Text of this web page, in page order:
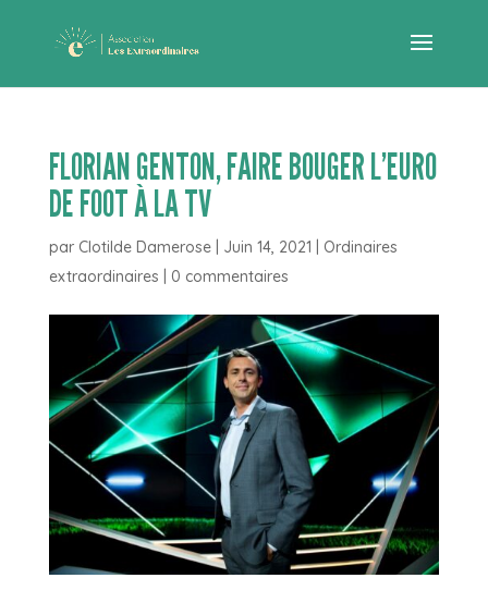
FLORIAN GENTON, FAIRE BOUGER L’EURO
DE FOOT À LA TV
par Clotilde Damerose| Juin 14, 2021
Ordinaires
extraordinaires
0 commentaires